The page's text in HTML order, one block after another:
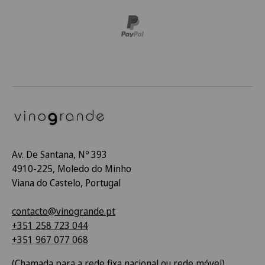
Av. De Santana, Nº 393
4910-225, Moledo do Minho
Viana do Castelo, Portugal
contacto@vinogrande.pt
+351 258 723 044
+351 967 077 068